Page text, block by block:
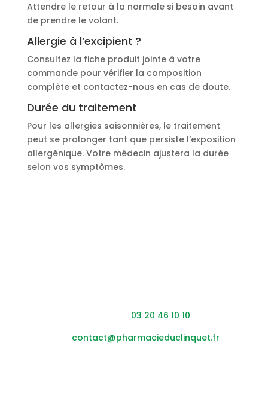
Attendre le retour à la normale si besoin avant
de prendre le volant.
Allergie à l’excipient ?
Consultez la fiche produit jointe à votre
commande pour vérifier la composition
complète et contactez-nous en cas de doute.
Durée du traitement
Pour les allergies saisonnières, le traitement
peut se prolonger tant que persiste l’exposition
allergénique. Votre médecin ajustera la durée
selon vos symptômes.
03 20 46 10 10
contact@pharmacieduclinquet.fr